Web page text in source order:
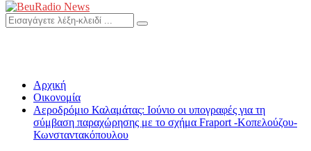
Primary
Menu
Search
for:
Search
Αρχική
Οικονομία
Αεροδρόμιο Καλαμάτας: Ιούνιο οι υπογραφές για τη
σύμβαση παραχώρησης με το σχήμα Fraport -Κοπελούζου-
Κωνσταντακόπουλου